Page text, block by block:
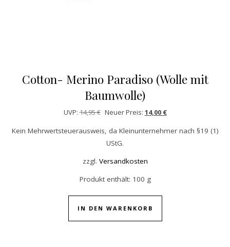
Cotton- Merino Paradiso (Wolle mit
Baumwolle)
UVP:14,95€ Ursprünglicher Preis war: 14,95 €
Neuer Preis: 14,00 €Aktueller Preis ist:
Kein Mehrwertsteuerausweis, da Kleinunternehmer nach §19 (1)
UStG.
zzgl. Versandkosten
Produkt enthält: 100 g
IN DEN WARENKORB